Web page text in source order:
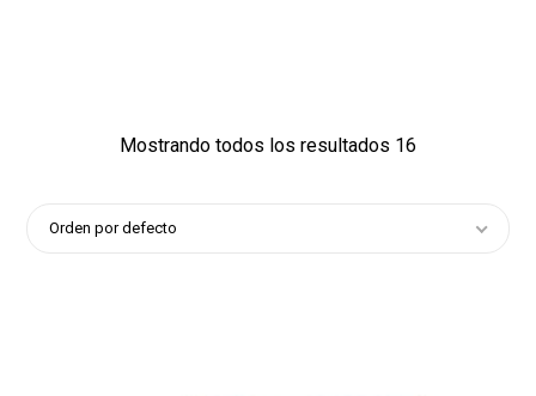
Mostrando todos los resultados 16
Orden por defecto